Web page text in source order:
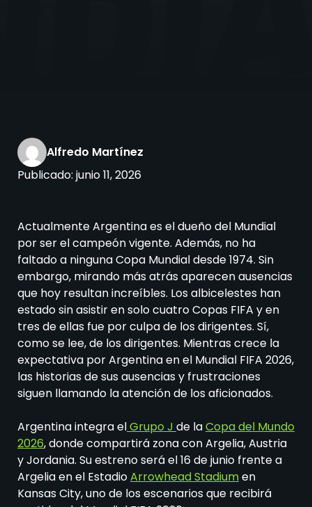
Alfredo Martínez
Publicado: junio 11, 2026
Actualmente Argentina es el dueño del Mundial
por ser el campeón vigente. Además, no ha
faltado a ninguna Copa Mundial desde 1974. Sin
embargo, mirando más atrás aparecen ausencias
que hoy resultan increíbles. Los albicelestes han
estado sin asistir en solo cuatro Copas FIFA y en
tres de ellas fue por culpa de los dirigentes. Sí,
como se lee, de los dirigentes. Mientras crece la
expectativa por Argentina en el Mundial FIFA 2026,
las historias de sus ausencias y frustraciones
siguen llamando la atención de los aficionados.
Argentina integra elGrupo J de laCopa del Mundo
2026, donde compartirá zona con Argelia, Austria
y Jordania. Su estreno será el 16 de junio frente a
Argelia en el EstadioArrowhead Stadiumen
Kansas City, uno de los escenarios que recibirá